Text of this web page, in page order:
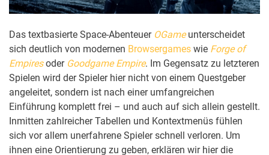
Das textbasierte Space-Abenteuer OGameunterscheidet
sich deutlich von modernen Browsergames wie Forge of
Empiresoder Goodgame Empire. Im Gegensatz zu letzteren
Spielen wird der Spieler hier nicht von einem Questgeber
angeleitet, sondern ist nach einer umfangreichen
Einführung komplett frei – und auch auf sich allein gestellt.
Inmitten zahlreicher Tabellen und Kontextmenüs fühlen
sich vor allem unerfahrene Spieler schnell verloren. Um
ihnen eine Orientierung zu geben, erklären wir hier die